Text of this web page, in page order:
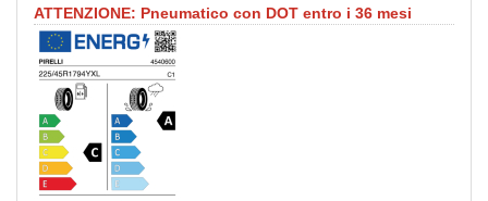
ATTENZIONE: Pneumatico con DOT entro i 36 mesi